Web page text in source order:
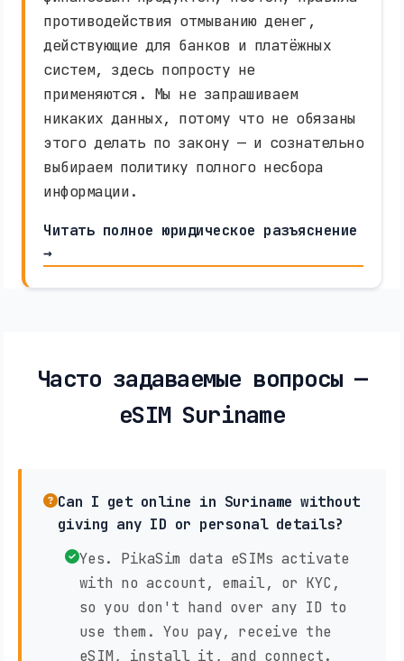
противодействия отмыванию денег,
действующие для банков и платёжных
систем, здесь попросту не
применяются. Мы не запрашиваем
никаких данных, потому что не обязаны
этого делать по закону — и сознательно
выбираем политику полного несбора
информации.
Читать полное юридическое разъяснение
→
Часто задаваемые вопросы —
eSIM Suriname
Can I get online in Suriname without
giving any ID or personal details?
Yes. PikaSim data eSIMs activate
with no account, email, or KYC,
so you don't hand over any ID to
use them. You pay, receive the
eSIM, install it, and connect.